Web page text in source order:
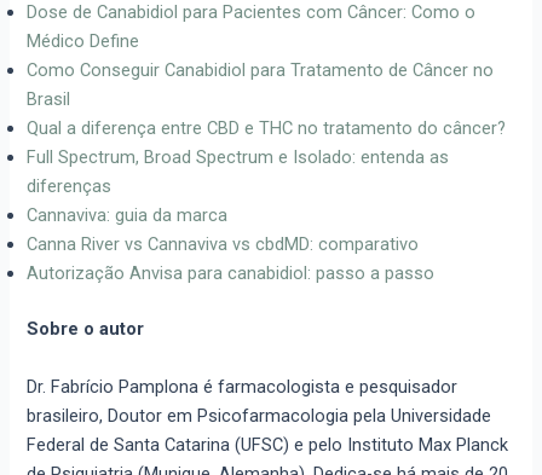
Dose de Canabidiol para Pacientes com Câncer: Como o
Médico Define
Como Conseguir Canabidiol para Tratamento de Câncer no
Brasil
Qual a diferença entre CBD e THC no tratamento do câncer?
Full Spectrum, Broad Spectrum e Isolado: entenda as
diferenças
Cannaviva: guia da marca
Canna River vs Cannaviva vs cbdMD: comparativo
Autorização Anvisa para canabidiol: passo a passo
Sobre o autor
Dr. Fabrício Pamplona é farmacologista e pesquisador
brasileiro, Doutor em Psicofarmacologia pela Universidade
Federal de Santa Catarina (UFSC) e pelo Instituto Max Planck